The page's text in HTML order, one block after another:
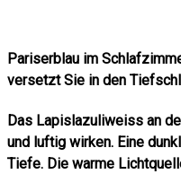
Pariserblau im
versetzt Sie in den
Das Lapislazuliweiss an
und luftig wirken. Eine
Tiefe. Die warme